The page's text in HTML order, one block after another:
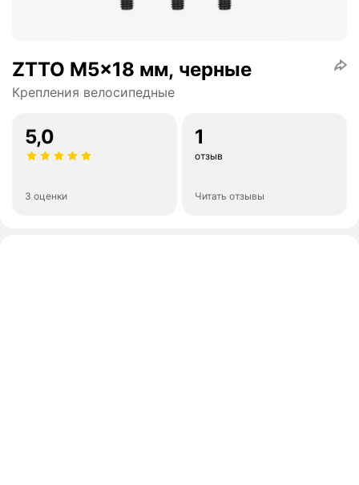
ZTTO M5x18 мм, черные
Крепления велосипедные
5,0
3 оценки
1
отзыв
Читать отзывы